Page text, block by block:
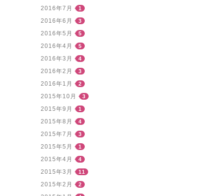
2016年7月 1
2016年6月 3
2016年5月 5
2016年4月 5
2016年3月 4
2016年2月 3
2016年1月 2
2015年10月 3
2015年9月 1
2015年8月 4
2015年7月 3
2015年5月 1
2015年4月 4
2015年3月 11
2015年2月 2